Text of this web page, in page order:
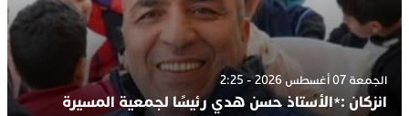
الجمعة 07 أغسطس 2026 - 2:25
انزكان :*الأستاذ حسن هدي رئيسًا لجمعية المسيرة